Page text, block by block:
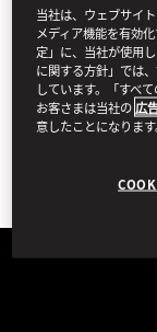
会員IDまたはE
当社は、ウェブサイ
メディア機能を有効
定」に、当社が使用
に関する方針」では
しています。「すべ
お客さまは当社の 広
意したことになります